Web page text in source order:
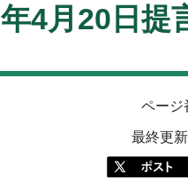
年4月20日提
ページ
最終更